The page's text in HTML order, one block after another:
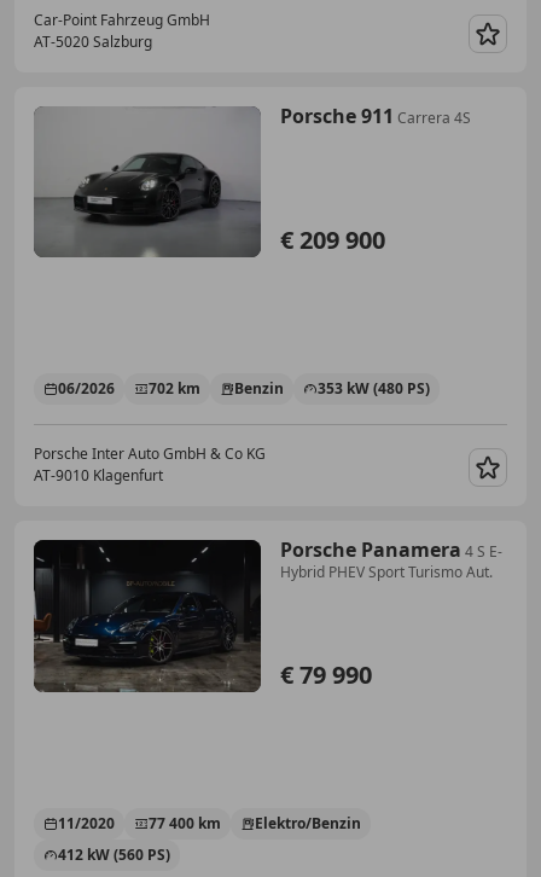
Car-Point Fahrzeug GmbH
AT-5020 Salzburg
Porsche 911 Carrera 4S
€ 209 900
06/2026 702 km Benzin 353 kW (480 PS)
Porsche Inter Auto GmbH & Co KG
AT-9010 Klagenfurt
Porsche Panamera 4 S E-
Hybrid PHEV Sport Turismo Aut.
€ 79 990
11/2020 77 400 km
Elektro/Benzin
412 kW (560 PS)